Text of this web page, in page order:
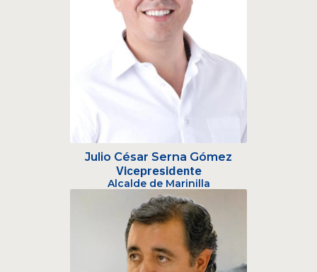
Julio César Serna Gómez
Vicepresidente
Alcalde de Marinilla